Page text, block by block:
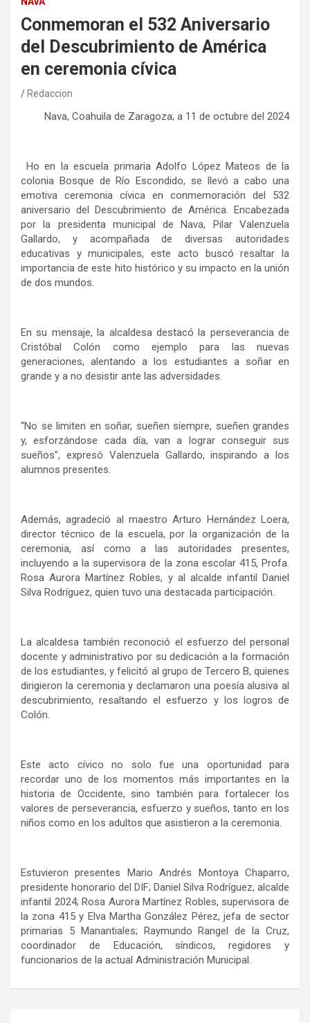
Conmemoran el 532 Aniversario
del Descubrimiento de América
en ceremonia cívica
Redaccion
Nava, Coahuila de Zaragoza; a 11 de octubre del 2024
Ho en la escuela primaria Adolfo López Mateos de la
colonia Bosque de Río Escondido, se llevó a cabo una
emotiva ceremonia cívica en conmemoración del 532
aniversario del Descubrimiento de América. Encabezada
por la presidenta municipal de Nava, Pilar Valenzuela
Gallardo, y acompañada de diversas autoridades
educativas y municipales, este acto buscó resaltar la
importancia de este hito histórico y su impacto en la unión
de dos mundos.
En su mensaje, la alcaldesa destacó la perseverancia de
Cristóbal Colón como ejemplo para las nuevas
generaciones, alentando a los estudiantes a soñar en
grande y a no desistir ante las adversidades.
“No se limiten en soñar, sueñen siempre, sueñen grandes
y, esforzándose cada día, van a lograr conseguir sus
sueños”, expresó Valenzuela Gallardo, inspirando a los
alumnos presentes.
Además, agradeció al maestro Arturo Hernández Loera,
director técnico de la escuela, por la organización de la
ceremonia, así como a las autoridades presentes,
incluyendo a la supervisora de la zona escolar 415, Profa.
Rosa Aurora Martínez Robles, y al alcalde infantil Daniel
Silva Rodríguez, quien tuvo una destacada participación.
La alcaldesa también reconoció el esfuerzo del personal
docente y administrativo por su dedicación a la formación
de los estudiantes, y felicitó al grupo de Tercero B, quienes
dirigieron la ceremonia y declamaron una poesía alusiva al
descubrimiento, resaltando el esfuerzo y los logros de
Colón.
Este acto cívico no solo fue una oportunidad para
recordar uno de los momentos más importantes en la
historia de Occidente, sino también para fortalecer los
valores de perseverancia, esfuerzo y sueños, tanto en los
niños como en los adultos que asistieron a la ceremonia.
Estuvieron presentes Mario Andrés Montoya Chaparro,
presidente honorario del DIF; Daniel Silva Rodríguez, alcalde
infantil 2024; Rosa Aurora Martínez Robles, supervisora de
la zona 415 y Elva Martha González Pérez, jefa de sector
primarias 5 Manantiales; Raymundo Rangel de la Cruz,
coordinador de Educación, síndicos, regidores y
funcionarios de la actual Administración Municipal.